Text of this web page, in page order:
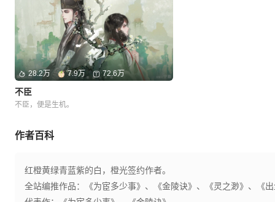
28.2万 7.9万 72.6万
不臣
不臣，便是生机。
作者百科
红橙黄绿青蓝紫的白，橙光签约作者。
全站编推作品：《为宦多少事》、《金陵诀》、《灵之渺》、《